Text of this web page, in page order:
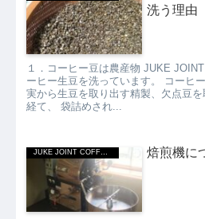
洗う理由
１．コーヒー豆は農産物 JUKE
ーヒー生豆を洗っています。 コーヒ
実から生豆を取り出す精製、欠点豆
経て、 袋詰めされ...
JUKE JOINT COFFEEについて 焙煎機に